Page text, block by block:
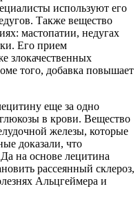
используют его
Также вещество
мастопатии, недугах
Его прием
злокачественных
того, добавка повышает
еще за одно
в крови. Вещество
железы, которые
доказали, что
на основе лецитина
рассеянный склероз,
Альцгеймера и